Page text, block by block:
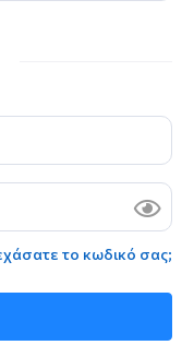
το κωδικό σας;